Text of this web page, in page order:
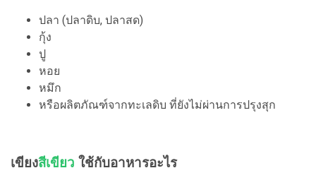
ปลา (ปลาดิบ, ปลาสด)
กุ้ง
ปู
หอย
หมึก
หรือผลิตภัณฑ์จากทะเลดิบ ที่ยังไม่ผ่านการปรุงสุก
เขียงสีเขียว ใช้กับอาหารอะไร